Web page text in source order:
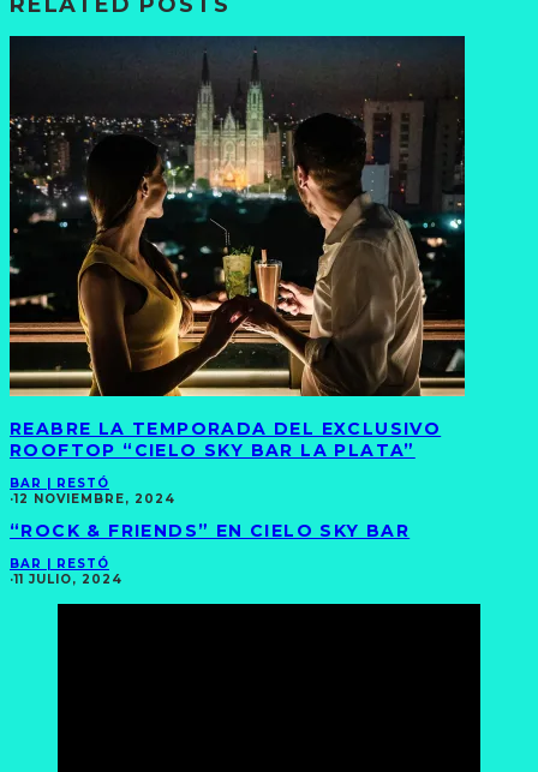
REABRE LA TEMPORADA DEL EXCLUSIVO
ROOFTOP “CIELO SKY BAR LA PLATA”
BAR | RESTÓ
·12 NOVIEMBRE, 2024
“ROCK & FRIENDS” EN CIELO SKY BAR
BAR | RESTÓ
·11 JULIO, 2024